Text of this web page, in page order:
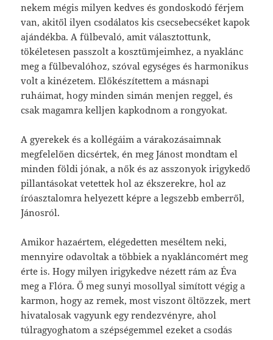
nekem mégis milyen kedves és gondoskodó férjem
van, akitől ilyen csodálatos kis csecsebecséket kapok
ajándékba. A fülbevaló, amit választottunk,
tökéletesen passzolt a kosztümjeimhez, a nyaklánc
meg a fülbevalóhoz, szóval egységes és harmonikus
volt a kinézetem. Előkészítettem a másnapi
ruháimat, hogy minden simán menjen reggel, és
csak magamra kelljen kapkodnom a rongyokat.
A gyerekek és a kollégáim a várakozásaimnak
megfelelően dicsértek, én meg Jánost mondtam el
minden földi jónak, a nők és az asszonyok irigykedő
pillantásokat vetettek hol az ékszerekre, hol az
íróasztalomra helyezett képre a legszebb emberről,
Jánosról.
Amikor hazaértem, elégedetten meséltem neki,
mennyire odavoltak a többiek a nyakláncomért meg
érte is. Hogy milyen irigykedve nézett rám az Éva
meg a Flóra. Ő meg sunyi mosollyal simított végig a
karmon, hogy az remek, most viszont öltözzek, mert
hivatalosak vagyunk egy rendezvényre, ahol
túlragyoghatom a szépségemmel ezeket a csodás